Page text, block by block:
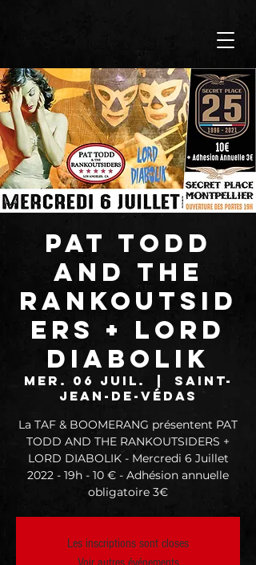
PAT TODD
AND THE
RANKOUTSID
ERS + LORD
DIABOLIK
mer. 06 juil.
  |
Saint-
Jean-de-Védas
La TAF & BOOMERANG présentent PAT
TODD AND THE RANKOUTSIDERS +
LORD DIABOLIK - Mercredi 6 Juillet
2022 - 19h - 10 € - Adhésion annuelle
obligatoire 3€
Les inscriptions sont closes